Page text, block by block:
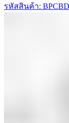
รหัสสินค้า: